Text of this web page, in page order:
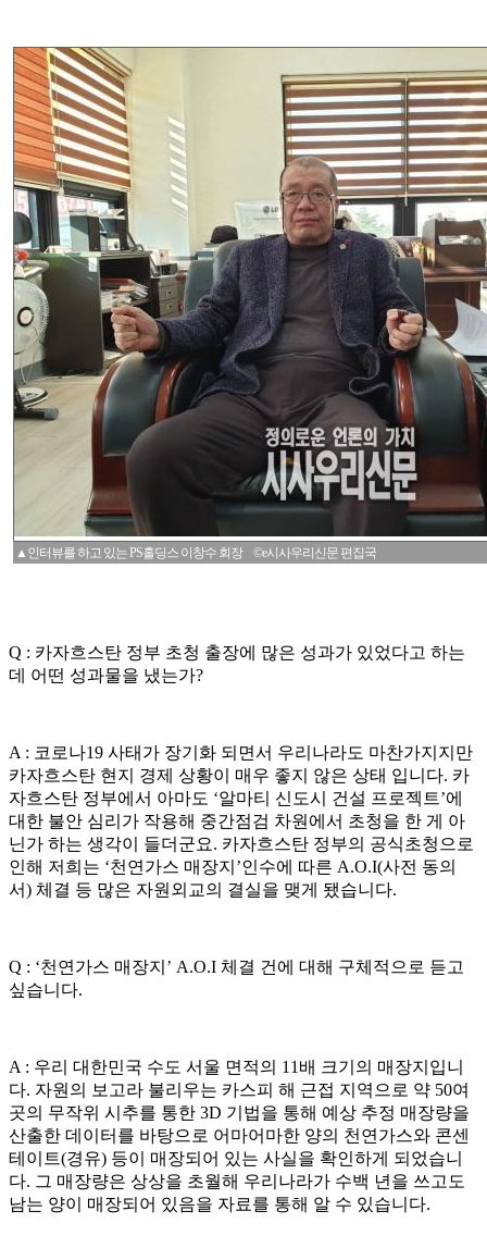
▲인터뷰를 하고 있는 PS홀딩스 이창수 회장 ©e시사우리신문 편집국
Q : 카자흐스탄 정부 초청 출장에 많은 성과가 있었다고 하는
데 어떤 성과물을 냈는가?
A : 코로나19 사태가 장기화 되면서 우리나라도 마찬가지지만
카자흐스탄 현지 경제 상황이 매우 좋지 않은 상태 입니다. 카
자흐스탄 정부에서 아마도 ‘알마티 신도시 건설 프로젝트’에
대한 불안 심리가 작용해 중간점검 차원에서 초청을 한 게 아
닌가 하는 생각이 들더군요. 카자흐스탄 정부의 공식초청으로
인해 저희는 ‘천연가스 매장지’인수에 따른 A.O.I(사전 동의
서) 체결 등 많은 자원외교의 결실을 맺게 됐습니다.
Q : ‘천연가스 매장지’ A.O.I 체결 건에 대해 구체적으로 듣고
싶습니다.
A : 우리 대한민국 수도 서울 면적의 11배 크기의 매장지입니
다. 자원의 보고라 불리우는 카스피 해 근접 지역으로 약 50여
곳의 무작위 시추를 통한 3D 기법을 통해 예상 추정 매장량을
산출한 데이터를 바탕으로 어마어마한 양의 천연가스와 콘센
테이트(경유) 등이 매장되어 있는 사실을 확인하게 되었습니
다. 그 매장량은 상상을 초월해 우리나라가 수백 년을 쓰고도
남는 양이 매장되어 있음을 자료를 통해 알 수 있습니다.